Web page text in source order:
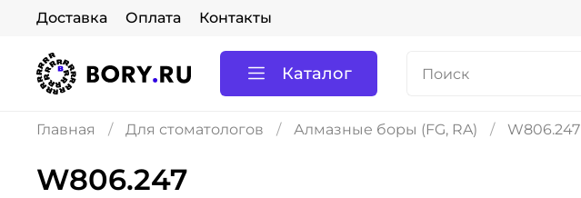
Доставка Оплата Контакты
Каталог
Главная Для стоматологов Алмазные боры (FG, RA) W806.247
W806.247